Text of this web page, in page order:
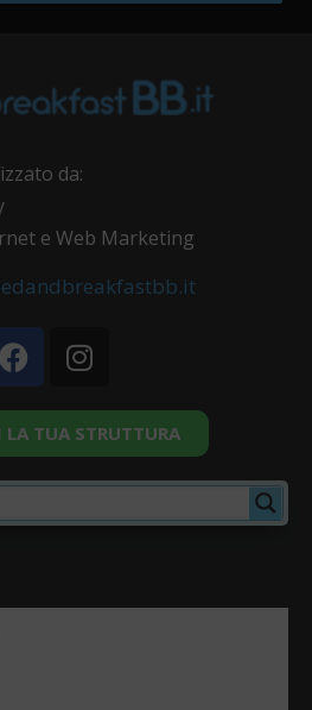
da:
e Web Marketing
TUA STRUTTURA